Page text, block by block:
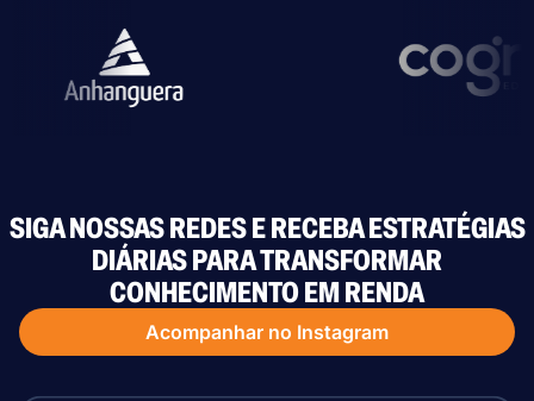
SIGA NOSSAS REDES E RECEBA ESTRATÉGIAS
DIÁRIAS PARA TRANSFORMAR
CONHECIMENTO EM RENDA
Acompanhar no Instagram